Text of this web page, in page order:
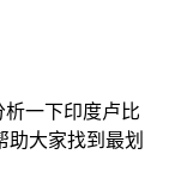
一下印度卢比
大家找到最划